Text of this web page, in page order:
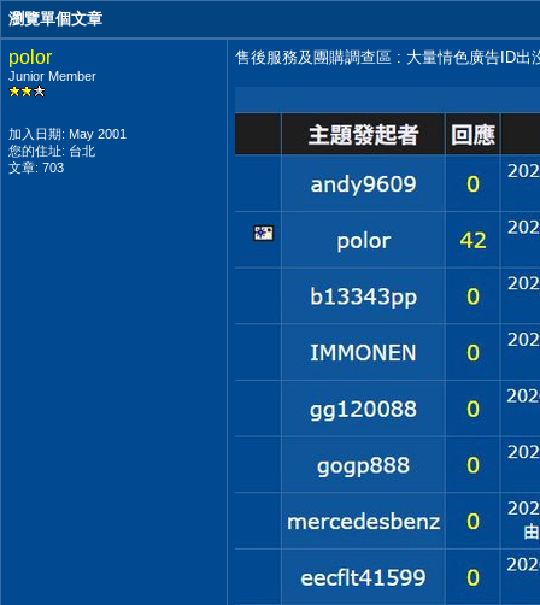
瀏覽單個文章
polor
Junior Member
加入日期: May 2001
您的住址: 台北
文章: 703
售後服務及團購調查區 : 大量情色廣告ID出